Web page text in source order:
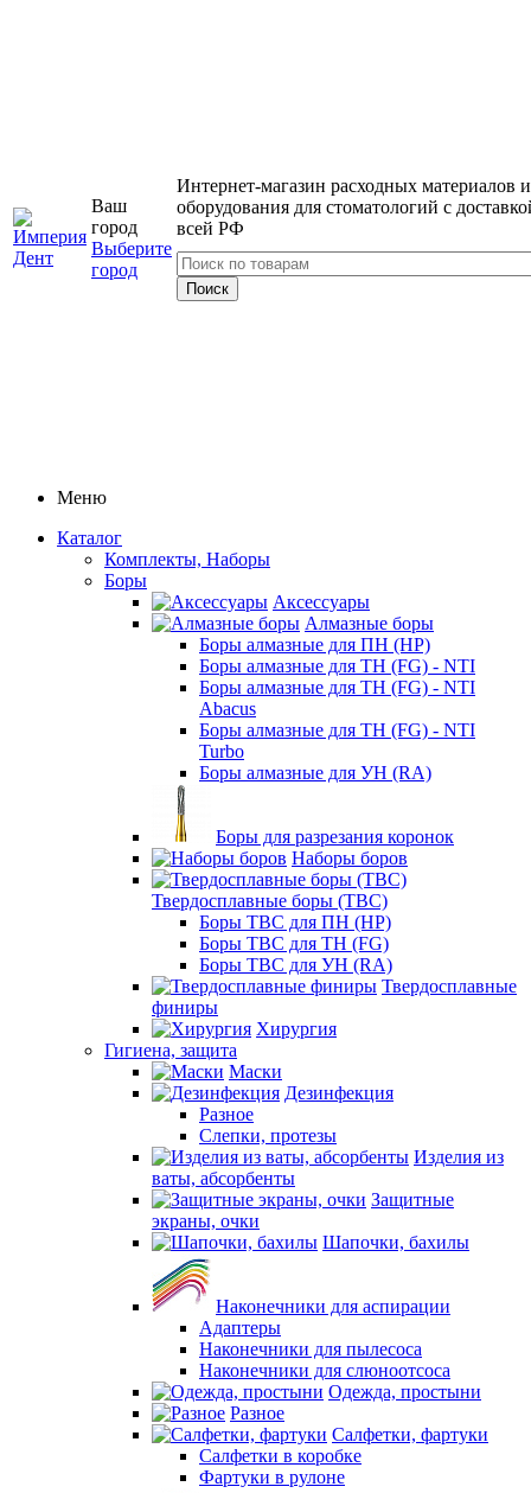
Ваш
город
Выберите
город
Интернет-магазин расходных материалов и
оборудования для стоматологий с
всей РФ
Меню
Каталог
Комплекты, Наборы
Боры
Аксессуары
Алмазные боры
Боры алмазные для ПН (HP)
Боры алмазные для ТН (FG) - NTI
Боры алмазные для ТН (FG) - NTI
Abacus
Боры алмазные для ТН (FG) - NTI
Turbo
Боры алмазные для УН (RA)
Боры для разрезания коронок
Наборы боров
Твердосплавные боры (ТВС)
Боры ТВС для ПН (HP)
Боры ТВС для ТН (FG)
Боры ТВС для УН (RA)
Твердосплавные
финиры
Хирургия
Гигиена, защита
Маски
Дезинфекция
Разное
Слепки, протезы
Изделия из
ваты, абсорбенты
Защитные
экраны, очки
Шапочки, бахилы
Наконечники для аспирации
Адаптеры
Наконечники для пылесоса
Наконечники для слюноотсоса
Одежда, простыни
Разное
Салфетки, фартуки
Салфетки в коробке
Фартуки в рулоне